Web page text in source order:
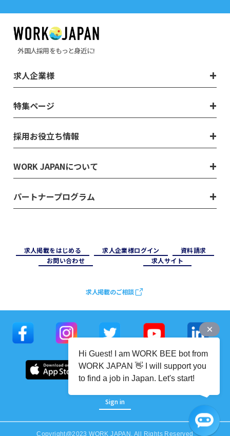
外国人採用をもっと身近に!
求人企業様
特集ページ
採用お役立ち情報
WORK JAPANについて
パートナープログラム
求⼈掲載をはじめる 求⼈企業様ログイン
資料請求
お問い合わせ
求⼈サイト
求人掲載のご相談
Sign in
Copyright@2023 WORK JAPAN. All Rights Reserved
Hi Guest! I am WORK BEE bot from
WORK JAPAN 👋 I will support you
to find a job in Japan. Let's start!